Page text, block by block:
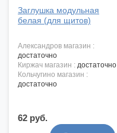
Заглушка модульная
белая (для щитов)
александров магазин :
достаточно
киржач магазин : достаточно
кольчугино магазин :
достаточно
62 руб.